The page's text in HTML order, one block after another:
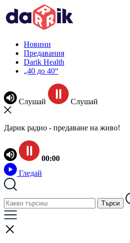
Новини
Предавания
Darik Health
„40 до 40“
Слушай Слушай
Дарик радио - предаване на живо!
00:00
Гледай